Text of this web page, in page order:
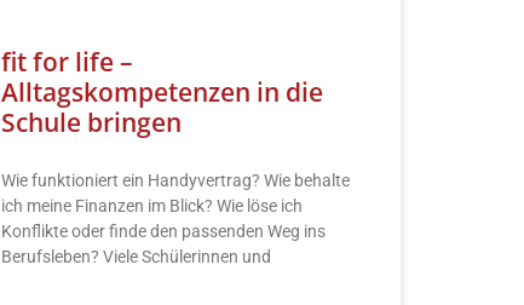
fit for life –
Alltagskompetenzen in die
Schule bringen
Wie funktioniert ein Handyvertrag? Wie behalte
ich meine Finanzen im Blick? Wie löse ich
Konflikte oder finde den passenden Weg ins
Berufsleben? Viele Schülerinnen und